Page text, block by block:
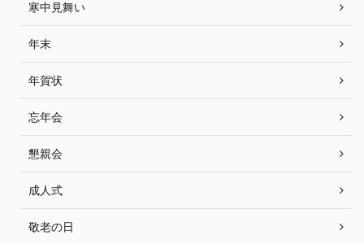
寒中見舞い
年末
年賀状
忘年会
懇親会
成人式
敬老の日